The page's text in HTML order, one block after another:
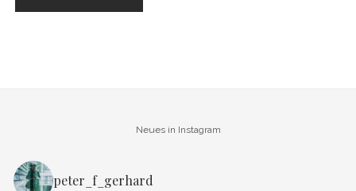
Neues in Instagram
peter_f_gerhard